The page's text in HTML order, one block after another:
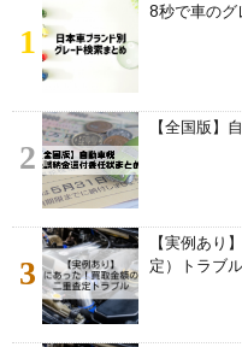
1
8秒で車のグ
2
【全国版】
3
【実例あり
定）トラブル